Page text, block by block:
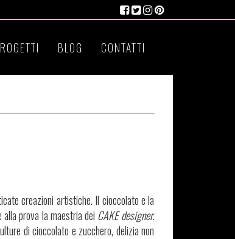
BLOG CONTATTI
creazioni artistiche. Il cioccolato e la
prova la maestria dei CAKE designer.
di cioccolato e zucchero, delizia non